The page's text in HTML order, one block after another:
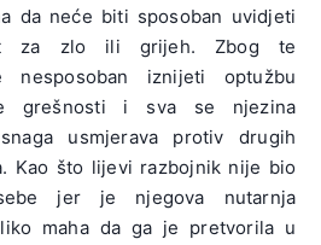
da neće biti sposoban uvidjeti
za zlo ili grijeh. Zbog te
nesposoban iznijeti optužbu
grešnosti i sva se njezina
usmjerava protiv drugih
Kao što lijevi razbojnik nije bio
jer je njegova nutarnja
maha da ga je pretvorila u